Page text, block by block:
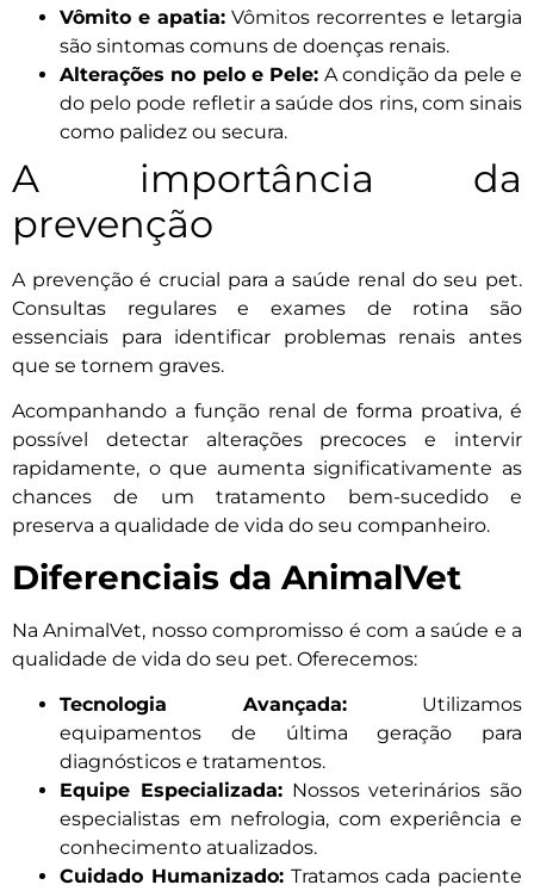
Vômito e apatia: Vômitos recorrentes e letargia
são sintomas comuns de doenças renais.
Alterações no pelo e Pele: A condição da pele e
do pelo pode refletir a saúde dos rins, com sinais
como palidez ou secura.
A importância da
prevenção
A prevenção é crucial para a saúde renal do seu pet.
Consultas regulares e exames de rotina são
essenciais para identificar problemas renais antes
que se tornem graves.
Acompanhando a função renal de forma proativa, é
possível detectar alterações precoces e intervir
rapidamente, o que aumenta significativamente as
chances de um tratamento bem-sucedido e
preserva a qualidade de vida do seu companheiro.
Diferenciais da AnimalVet
Na AnimalVet, nosso compromisso é com a saúde e a
qualidade de vida do seu pet. Oferecemos:
Tecnologia Avançada: Utilizamos
equipamentos de última geração para
diagnósticos e tratamentos.
Equipe Especializada:Nossos veterinários são
especialistas em nefrologia, com experiência e
conhecimento atualizados.
Cuidado Humanizado:Tratamos cada paciente